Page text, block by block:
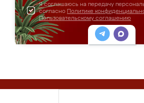
Я соглашаюсь на передачу
согласно Политике
Пользовательскому соглашению